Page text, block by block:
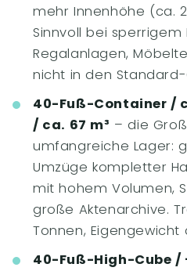
mehr Innenhöhe (ca.
Sinnvoll bei sperrigem
Regalanlagen,
nicht in den
40-Fuß-Container /
/ ca. 67 m³ – die
umfangreiche Lager:
Umzüge kompletter
mit hohem Volumen,
große Aktenarchive.
Tonnen, Eigengewicht
40-Fuß-High-Cube /